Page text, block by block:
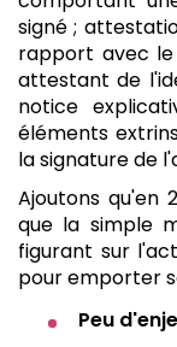
signé ;
rapport avec le
attestant de
notice
éléments
la signature de
Ajoutons qu'en
que la simple
figurant sur
pour emporter
Peu